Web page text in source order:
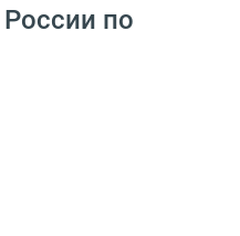
России по